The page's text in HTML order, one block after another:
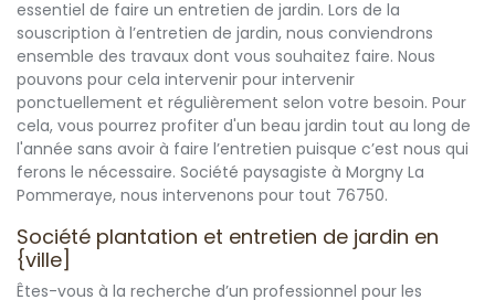
essentiel de faire un entretien de jardin. Lors de la
souscription à l’entretien de jardin, nous conviendrons
ensemble des travaux dont vous souhaitez faire. Nous
pouvons pour cela intervenir pour intervenir
ponctuellement et régulièrement selon votre besoin. Pour
cela, vous pourrez profiter d'un beau jardin tout au long de
l'année sans avoir à faire l’entretien puisque c’est nous qui
ferons le nécessaire. Société paysagiste à Morgny La
Pommeraye, nous intervenons pour tout 76750.
Société plantation et entretien de jardin en
{ville]
Êtes-vous à la recherche d’un professionnel pour les